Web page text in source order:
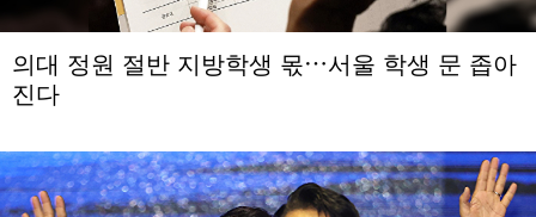
의대 정원 절반 지방학생 몫⋯서울 학생 문 좁아
진다